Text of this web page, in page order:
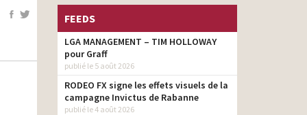
FEEDS
LGA MANAGEMENT – TIM HOLLOWAY
pour Graff
publié le 5 août 2026
RODEO FX signe les effets visuels de la
campagne Invictus de Rabanne
publié le 4 août 2026